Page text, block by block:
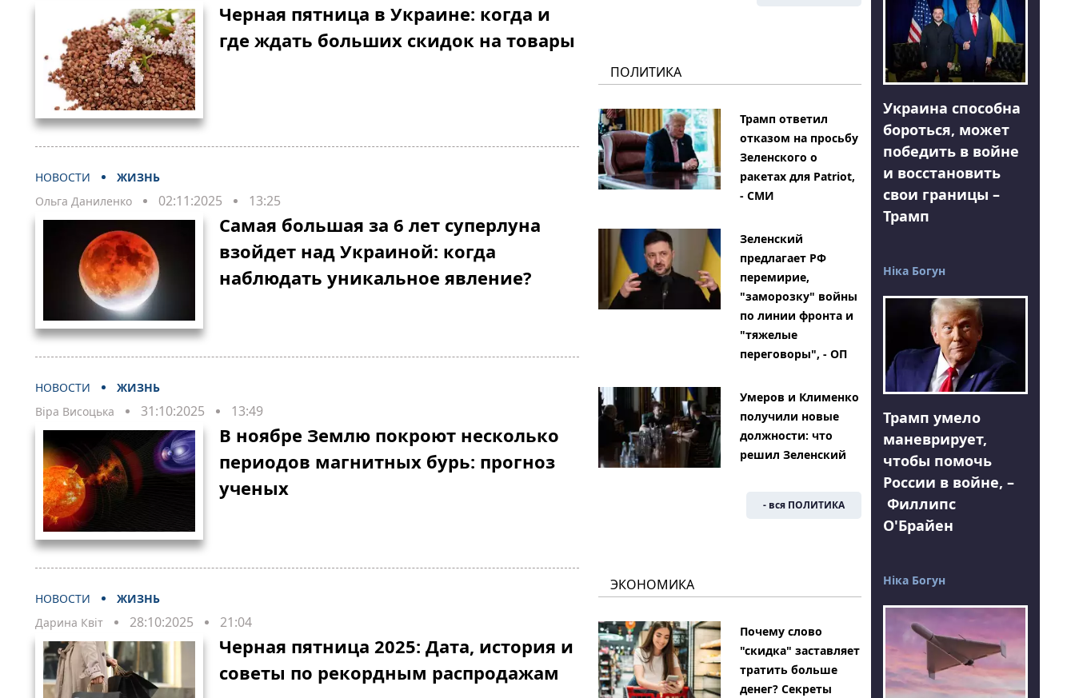
Черная пятница в Украине: когда и
где ждать больших скидок на товары
НОВОСТИ
ЖИЗНЬ
Ольга Даниленко
02:11:2025 13:25
Самая большая за 6 лет суперлуна
взойдет над Украиной: когда
наблюдать уникальное явление?
НОВОСТИ
ЖИЗНЬ
Віра Висоцька
31:10:2025 13:49
В ноябре Землю покроют несколько
периодов магнитных бурь: прогноз
ученых
НОВОСТИ
ЖИЗНЬ
Дарина Квіт
28:10:2025 21:04
Черная пятница 2025: Дата, история и
советы по рекордным распродажам
ПОЛИТИКА
Трамп ответил
отказом на просьбу
Зеленского о
ракетах для Patriot,
- СМИ
Зеленский
предлагает РФ
перемирие,
"заморозку" войны
по линии фронта и
"тяжелые
переговоры", - ОП
Умеров и Клименко
получили новые
должности: что
решил Зеленский
- вся ПОЛИТИКА
ЭКОНОМИКА
Почему слово
"скидка" заставляет
тратить больше
денег? Секреты
Украина способна
бороться, может
победить в войне
и восстановить
свои границы –
Трамп
Ніка Богун
Трамп умело
маневрирует,
чтобы помочь
России в войне, –
Филлипс
О'Брайен
Ніка Богун